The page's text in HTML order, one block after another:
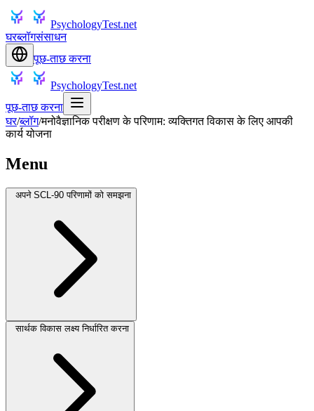
PsychologyTest.net
घरब्लॉगसंसाधन
पूछ-ताछ करना
PsychologyTest.net
पूछ-ताछ करना
घर/ब्लॉग/मनोवैज्ञानिक परीक्षण के परिणाम: व्यक्तिगत विकास के लिए आपकी
कार्य योजना
Menu
अपने SCL-90 परिणामों को समझना
सार्थक विकास लक्ष्य निर्धारित करना